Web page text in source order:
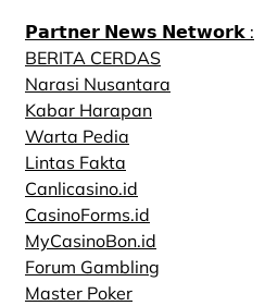
𝗣𝗮𝗿𝘁𝗻𝗲𝗿 𝗡𝗲𝘄𝘀 𝗡𝗲𝘁𝘄𝗼𝗿𝗸 :
BERITA CERDAS
Narasi Nusantara
Kabar Harapan
Warta Pedia
Lintas Fakta
Canlicasino.id
CasinoForms.id
MyCasinoBon.id
Forum Gambling
Master Poker